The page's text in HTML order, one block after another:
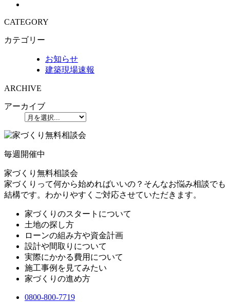
CATEGORY
カテゴリー
お知らせ
建築現場速報
ARCHIVE
アーカイブ
毎週 開催中
家づくり無料相談会
家づくりって何から始めればいいの？そんなお悩み相談でも
結構です。わかりやすくご対応させていただきます。
家づくりのスタートについて
土地の探し方
ローンの組み方や資金計画
設計や間取りについて
実際にかかる費用について
施工事例を見てみたい
家づくりの進め方
0800-800-7719